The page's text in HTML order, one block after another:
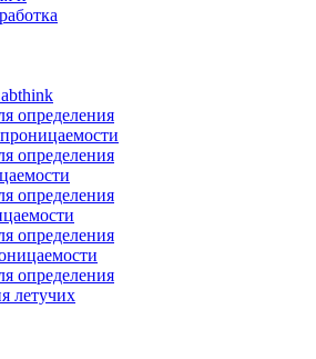
определения
определения
определения
определения
определения
летучих